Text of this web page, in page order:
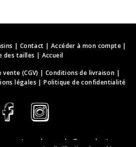
| Contact | Accéder à mon compte|
des tailles | Accueil
(CGV) |Conditions de livraison |
légales |Politique de confidentialité
cadeaux.ch . Tous droits